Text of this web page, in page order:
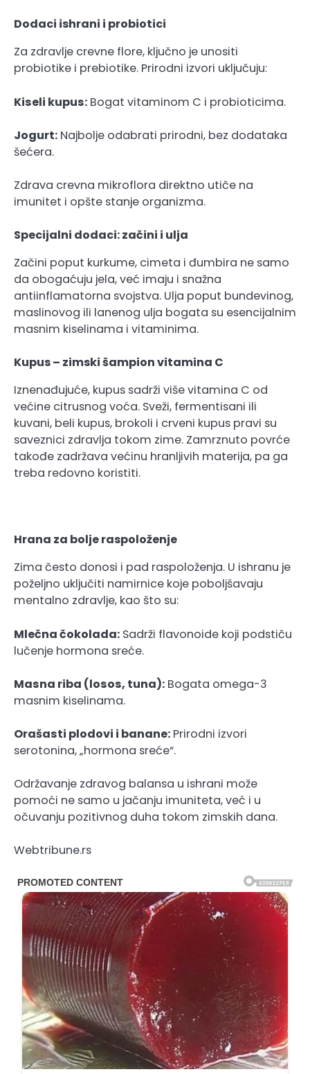
Dodaci ishrani i probiotici
Za zdravlje crevne flore, ključno je unositi
probiotike i prebiotike. Prirodni izvori uključuju:
Kiseli kupus: Bogat vitaminom C i probioticima.
Jogurt: Najbolje odabrati prirodni, bez dodataka
šećera.
Zdrava crevna mikroflora direktno utiče na
imunitet i opšte stanje organizma.
Specijalni dodaci: začini i ulja
Začini poput kurkume, cimeta i đumbira ne samo
da obogaćuju jela, već imaju i snažna
antiinflamatorna svojstva. Ulja poput bundevinog,
maslinovog ili lanenog ulja bogata su esencijalnim
masnim kiselinama i vitaminima.
Kupus – zimski šampion vitamina C
Iznenađujuće, kupus sadrži više vitamina C od
većine citrusnog voća. Sveži, fermentisani ili
kuvani, beli kupus, brokoli i crveni kupus pravi su
saveznici zdravlja tokom zime. Zamrznuto povrće
takođe zadržava većinu hranljivih materija, pa ga
treba redovno koristiti.
Hrana za bolje raspoloženje
Zima često donosi i pad raspoloženja. U ishranu je
poželjno uključiti namirnice koje poboljšavaju
mentalno zdravlje, kao što su:
Mlečna čokolada: Sadrži flavonoide koji podstiču
lučenje hormona sreće.
Masna riba (losos, tuna): Bogata omega-3
masnim kiselinama.
Orašasti plodovi i banane: Prirodni izvori
serotonina, „hormona sreće“.
Održavanje zdravog balansa u ishrani može
pomoći ne samo u jačanju imuniteta, već i u
očuvanju pozitivnog duha tokom zimskih dana.
Webtribune.rs